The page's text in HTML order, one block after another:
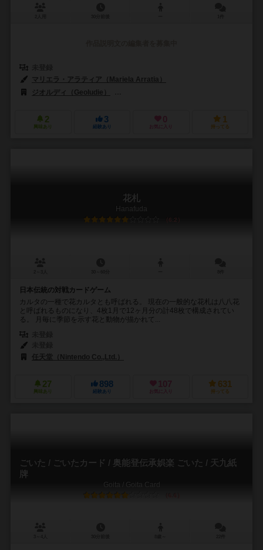
マリエラ・アラティア（Mariela Arratia）
ジオルディ（Geoludie）
2
興味あり
3
経験あり
0
お気に入り
1
持ってる
花札
Hanafuda
6.2
日本伝統の対戦カードゲーム
カルタの一種で花カルタとも呼ばれる。 現在の一般的な花札は八八花
と呼ばれるものになり、4枚1月で12ヶ月分の計48枚で構成されてい
る。 月毎に季節を示す花と動物が描かれて...
任天堂（Nintendo Co.,Ltd.）
27
興味あり
898
経験あり
107
お気に入り
631
持ってる
ごいた / ごいたカード / 奥能登伝承娯楽 ごいた / 天九紙
牌
Goita / Goita Card